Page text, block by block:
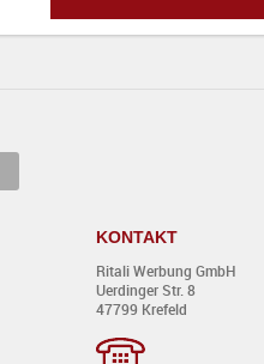
KONTAKT
Ritali Werbung GmbH
Uerdinger Str. 8
47799 Krefeld